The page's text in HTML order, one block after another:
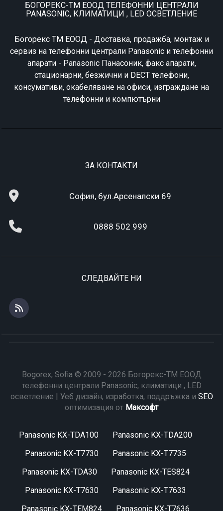
БОГОРЕКС-ТМ ЕООД ТЕЛЕФОННИ ЦЕНТРАЛИ
PANASONIC, КЛИМАТИЦИ , LED ОСВЕТЛЕНИЕ
Богорекс ТМ ЕООД - Доставка, продажба, монтаж и
сервиз на телефонни централи Panasonic и телефонни
апарати - Panasonic Панасоник, факс апарати,
стационарни, безжични и DECT телефони,
консумативи, окабеляване на офиси, изграждане на
телефонни и компютърни
ЗА КОНТАКТИ
София, бул.Арсеналски 69
0888 502 999
СЛЕДВАЙТЕ НИ
Bogorex, Sofia © 2009 - 2026 Богорекс-ТМ ЕООД
телефонни централи Panasonic, климатици , LED
осветление | Уеб дизайн, изработка, поддръжка и SEO
оптимизация от Максофт
Panasonic KX-TDA100
Panasonic KX-TDA200
Panasonic KX-T7730
Panasonic KX-T7735
Panasonic KX-TDA30
Panasonic KX-TES824
Panasonic KX-T7630
Panasonic KX-T7633
Panasonic KX-TEM824
Panasonic KX-T7636